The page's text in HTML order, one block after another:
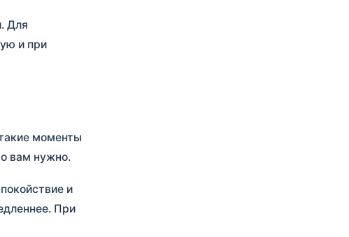
Для
и при
моменты
вам нужно.
и
При